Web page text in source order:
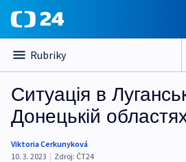
Rubriky
Ситуація в
Донецькій
Viktoria Cerkunyková
10. 3. 2023 | Zdroj: ČT24